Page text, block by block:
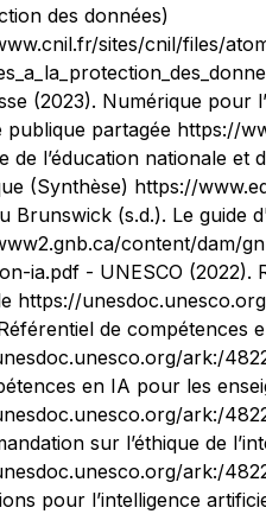
des données)
sites/cnil/files/
(2023). Numérique pour
publique partagée https://
de l’éducation nationale et
(Synthèse) https://
Brunswick (s.d.). Le guide
content/dam/
ia.pdf - UNESCO (2022).
https://
de compétences
ark:/
en IA pour les
ark:/
sur l’éthique de
ark:/
pour l’intelligence